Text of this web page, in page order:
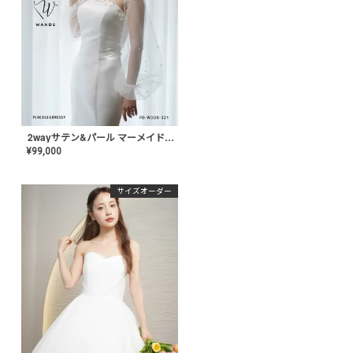
2wayサテン&パール マーメイドドレス〈PD-WDOR-321〉
¥99,000
サイズオーダー